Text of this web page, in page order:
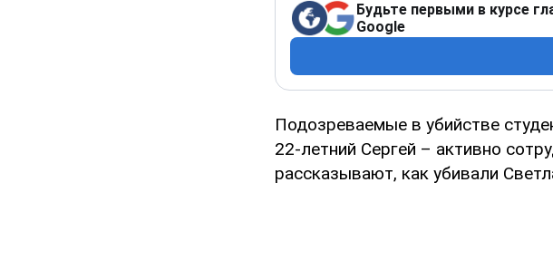
Будьте первыми в курсе
Google
Подозреваемые в убийстве
22-летний Сергей – активно
рассказывают, как убивали